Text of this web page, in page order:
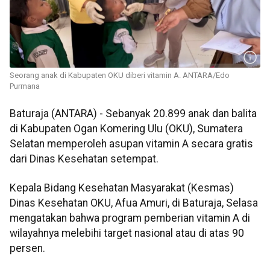
Seorang anak di Kabupaten OKU diberi vitamin A. ANTARA/Edo
Purmana
Baturaja (ANTARA) - Sebanyak 20.899 anak dan balita
di Kabupaten Ogan Komering Ulu (OKU), Sumatera
Selatan memperoleh asupan vitamin A secara gratis
dari Dinas Kesehatan setempat.
Kepala Bidang Kesehatan Masyarakat (Kesmas)
Dinas Kesehatan OKU, Afua Amuri, di Baturaja, Selasa
mengatakan bahwa program pemberian vitamin A di
wilayahnya melebihi target nasional atau di atas 90
persen.